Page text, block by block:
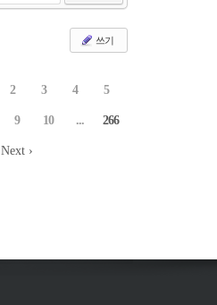
쓰기
2 3 4 5
9 10 ... 266
Next ›